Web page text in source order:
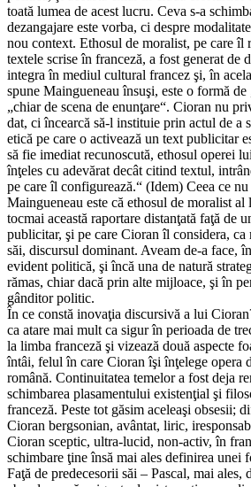
toată lumea de acest lucru. Ceva s-a
dezangajare este vorba, ci despre
nou context. Ethosul de moralist, pe care îl
textele scrise în franceză, a fost generat de
integra în mediul cultural francez şi, în
spune Maingueneau însuşi, este o formă
„chiar de scena de enunţare“. Cioran nu
dat, ci încearcă să-l instituie prin actul de a
etică pe care o activează un text publicitar
să fie imediat recunoscută, ethosul operei
înţeles cu adevărat decât citind textul,
pe care îl configurează.“ (Idem) Ceea ce nu
Maingueneau este că ethosul de moralist
tocmai această raportare distanţată faţă de
publicitar, şi pe care Cioran îl considera,
săi, discursul dominant. Aveam de-a face,
evident politică, şi încă una de natură
rămas, chiar dacă prin alte mijloace, şi în
gânditor politic.
În ce constă inovaţia discursivă a lui
ca atare mai mult ca sigur în perioada de
la limba franceză şi vizează două aspecte
întâi, felul în care Cioran îşi înţelege opera
română. Continuitatea temelor a fost deja
schimbarea plasamentului existenţial şi
franceză. Peste tot găsim aceleaşi obsesii;
Cioran bergsonian, avântat, liric,
Cioran sceptic, ultra-lucid, non-activ, în
schimbare ţine însă mai ales definirea unei
Faţă de predecesorii săi – Pascal, mai ales,